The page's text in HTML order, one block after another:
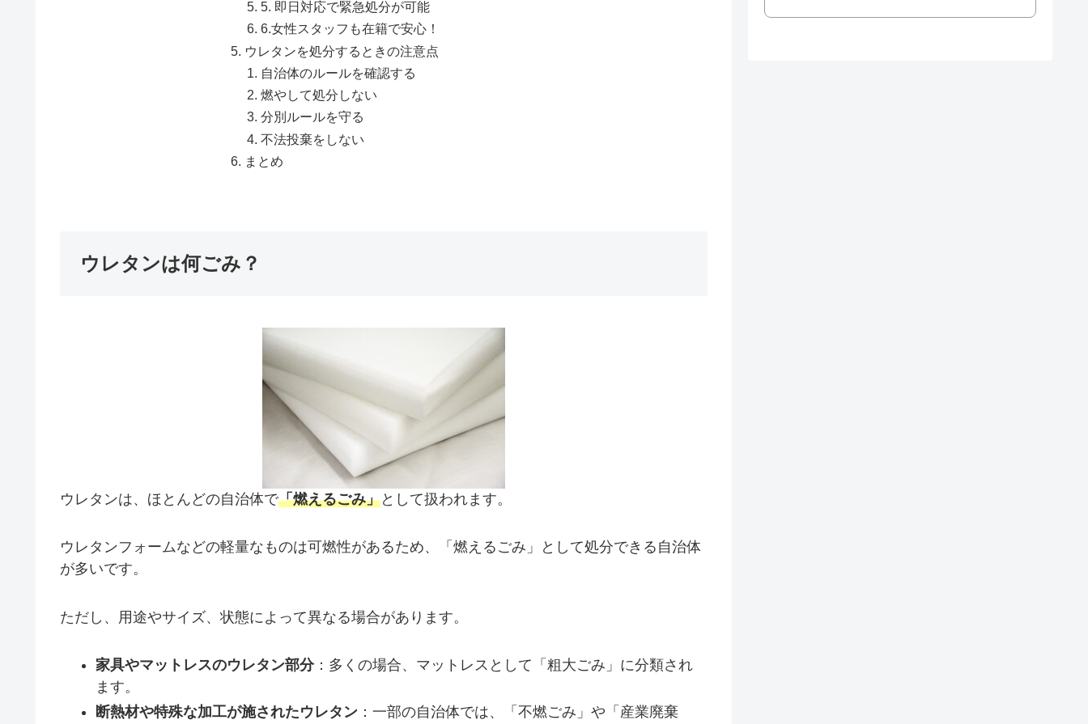
5. 即日対応で緊急処分が可能
6.女性スタッフも在籍で安心！
ウレタンを処分するときの注意点
自治体のルールを確認する
燃やして処分しない
分別ルールを守る
不法投棄をしない
まとめ
ウレタンは何ごみ？
ウレタンは、ほとんどの自治体で「燃えるごみ」として扱われます。
ウレタンフォームなどの軽量なものは可燃性があるため、「燃えるごみ」として処分できる自治体
が多いです。
ただし、用途やサイズ、状態によって異なる場合があります。
家具やマットレスのウレタン部分：多くの場合、マットレスとして「粗大ごみ」に分類され
ます。
断熱材や特殊な加工が施されたウレタン：一部の自治体では、「不燃ごみ」や「産業廃棄